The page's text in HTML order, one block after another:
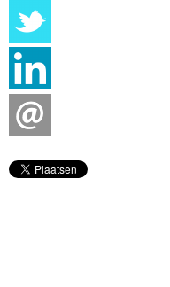
Muzikale geschenken
Podium/Geluid
Strijkinstrumenten
Toetsen
Ukelele